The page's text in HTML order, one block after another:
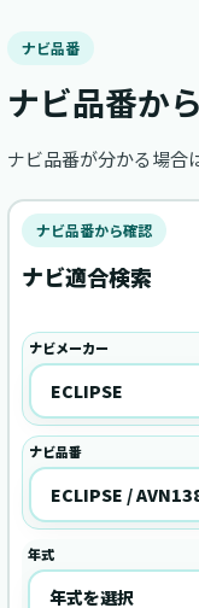
ナビ品番
ナビ品番か
ナビ品番が分かる場合
ナビ品番から確認
ナビ適合検索
ナビメーカー
ナビ品番
年式